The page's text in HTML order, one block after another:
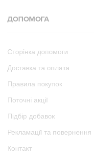
ДОПОМОГА
Сторінка допомоги
Доставка та оплата
Правила покупок
Поточні акції
Підбір добавок
Рекламації та повернення
Контакт